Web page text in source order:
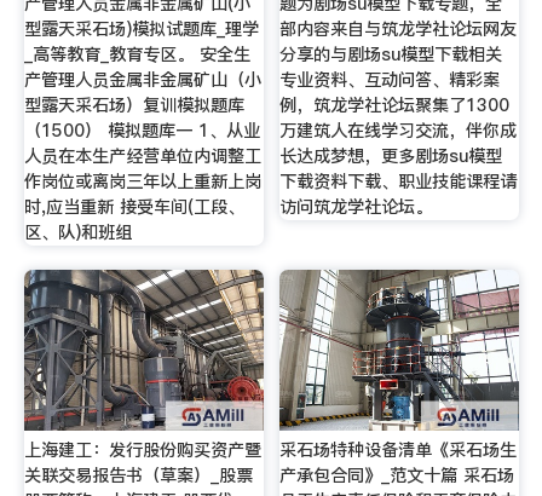
型露天采石场)模拟试题库_理学
_高等教育_教育专区。 安全生
产管理人员金属非金属矿山（小
型露天采石场）复训模拟题库
（1500） 模拟题库一 1、从业
人员在本生产经营单位内调整工
作岗位或离岗三年以上重新上岗
时,应当重新 接受车间(工段、
区、队)和班组
部内容来自与筑龙学社论坛网友
分享的与剧场su模型下载相关
专业资料、互动问答、精彩案
例，筑龙学社论坛聚集了1300
万建筑人在线学习交流，伴你成
长达成梦想，更多剧场su模型
下载资料下载、职业技能课程请
访问筑龙学社论坛。
上海建工：发行股份购买资产暨
关联交易报告书（草案）_股票
采石场特种设备清单《采石场生
产承包合同》_范文十篇 采石场